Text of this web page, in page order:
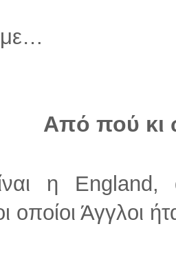
Από πού κι
η
οποίοι Άγγλοι